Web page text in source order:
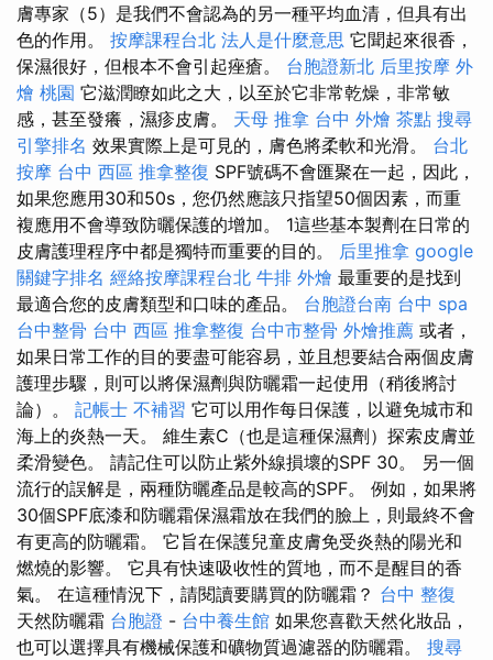
膚專家（5）是我們不會認為的另一種平均血清，但具有出
色的作用。 按摩課程台北 法人是什麼意思 它聞起來很香，
保濕很好，但根本不會引起痤瘡。 台胞證新北 后里按摩 外
燴 桃園 它滋潤瞭如此之大，以至於它非常乾燥，非常敏
感，甚至發癢，濕疹皮膚。 天母 推拿 台中 外燴 茶點 搜尋
引擎排名 效果實際上是可見的，膚色將柔軟和光滑。 台北
按摩 台中 西區 推拿整復 SPF號碼不會匯聚在一起，因此，
如果您應用30和50s，您仍然應該只指望50個因素，而重
複應用不會導致防曬保護的增加。 1這些基本製劑在日常的
皮膚護理程序中都是獨特而重要的目的。 后里推拿 google
關鍵字排名 經絡按摩課程台北 牛排 外燴 最重要的是找到
最適合您的皮膚類型和口味的產品。 台胞證台南 台中 spa
台中整骨 台中 西區 推拿整復 台中市整骨 外燴推薦 或者，
如果日常工作的目的要盡可能容易，並且想要結合兩個皮膚
護理步驟，則可以將保濕劑與防曬霜一起使用（稍後將討
論）。 記帳士 不補習 它可以用作每日保護，以避免城市和
海上的炎熱一天。 維生素C（也是這種保濕劑）探索皮膚並
柔滑變色。 請記住可以防止紫外線損壞的SPF 30。 另一個
流行的誤解是，兩種防曬產品是較高的SPF。 例如，如果將
30個SPF底漆和防曬霜保濕霜放在我們的臉上，則最終不會
有更高的防曬霜。 它旨在保護兒童皮膚免受炎熱的陽光和
燃燒的影響。 它具有快速吸收性的質地，而不是醒目的香
氣。 在這種情況下，請閱讀要購買的防曬霜？ 台中 整復
天然防曬霜 台胞證 - 台中養生館 如果您喜歡天然化妝品，
也可以選擇具有機械保護和礦物質過濾器的防曬霜。 搜尋